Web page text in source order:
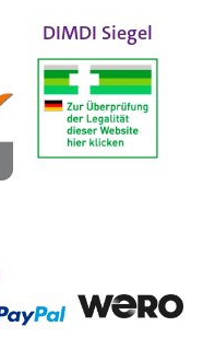
DIMDI Siegel